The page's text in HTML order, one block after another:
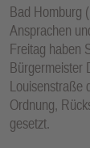
Bad Homburg
Ansprachen
Freitag haben
Bürgermeister
Louisenstraße
Ordnung,
gesetzt.